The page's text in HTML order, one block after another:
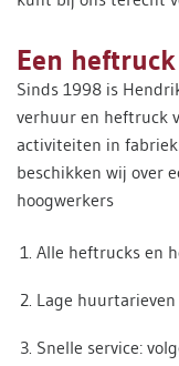
Een
Sinds 1998 is
verhuur en heftruck
activiteiten in
beschikken wij over
hoogwerkers
Alle heftrucks en
Lage
Snelle service: